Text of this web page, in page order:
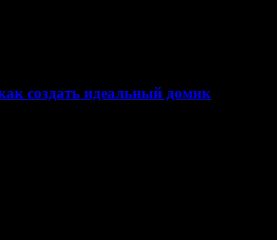
создать идеальный домик